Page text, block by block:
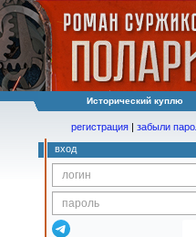
Исторический куплю
регистрация | забыли
вход